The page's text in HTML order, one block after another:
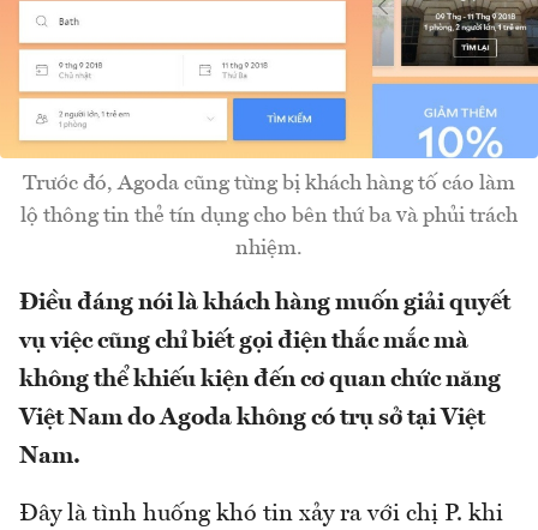
Trước đó, Agoda cũng từng bị khách hàng tố cáo làm
lộ thông tin thẻ tín dụng cho bên thứ ba và phủi trách
nhiệm.
Điều đáng nói là khách hàng muốn giải quyết
vụ việc cũng chỉ biết gọi điện thắc mắc mà
không thể khiếu kiện đến cơ quan chức năng
Việt Nam do Agoda không có trụ sở tại Việt
Nam.
Đây là tình huống khó tin xảy ra với chị P. khi